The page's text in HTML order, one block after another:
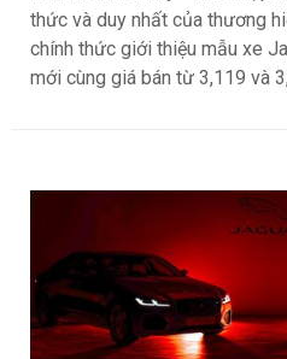
thức và duy nhất của thương
chính thức giới thiệu mẫu xe
mới cùng giá bán từ 3,119 và